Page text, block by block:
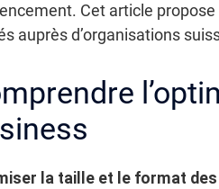
Cet article
auprès d’organisations
la taille et le format